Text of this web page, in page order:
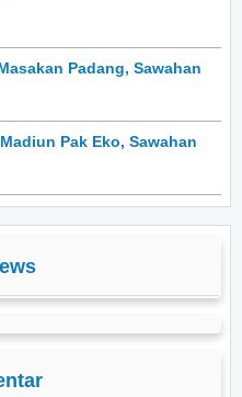
Padang, Sawahan
Pak Eko, Sawahan